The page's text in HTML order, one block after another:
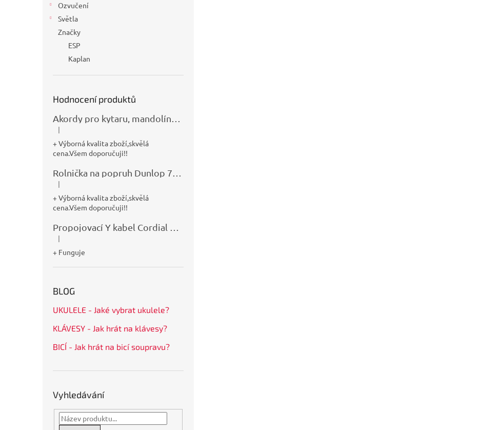
Ozvučení
Světla
Značky
ESP
Kaplan
Hodnocení produktů
Hodnocení produktu je 5 z 5 hvězdiček.
|
+ Výborná kvalita zboží,skvělá
cena.Všem doporučuji!!
Hodnocení produktu je 5 z 5 hvězdiček.
|
+ Výborná kvalita zboží,skvělá
cena.Všem doporučuji!!
Hodnocení produktu je 5 z 5 hvězdiček.
|
+ Funguje
BLOG
UKULELE - Jaké vybrat ukulele?
KLÁVESY - Jak hrát na klávesy?
BICÍ - Jak hrát na bicí soupravu?
Vyhledávání